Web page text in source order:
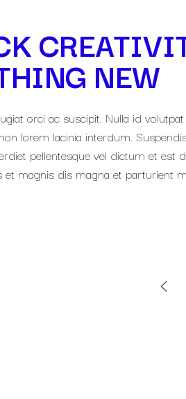
NEW
orci ac suscipit. Nulla id
lorem lacinia interdum.
pellentesque vel dictum et est
et magnis dis magna et parturient